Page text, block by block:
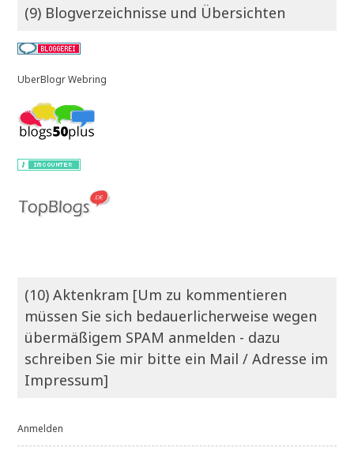
(9) Blogverzeichnisse und Übersichten
UberBlogr Webring
(10) Aktenkram [Um zu kommentieren
müssen Sie sich bedauerlicherweise wegen
übermäßigem SPAM anmelden - dazu
schreiben Sie mir bitte ein Mail / Adresse im
Impressum]
Anmelden